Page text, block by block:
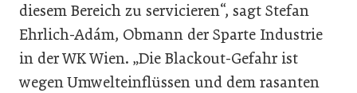
diesem Bereich zu servicieren“, sagt Stefan
Ehrlich-Adám, Obmann der Sparte Industrie
in der WK Wien. „Die Blackout-Gefahr ist
wegen Umwelteinflüssen und dem rasanten